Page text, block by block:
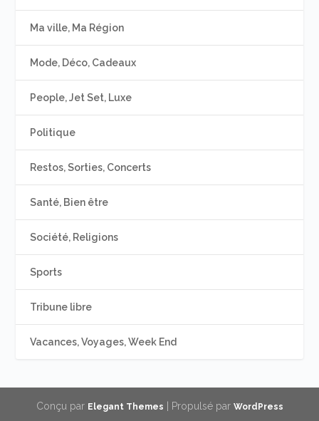
Ma ville, Ma Région
Mode, Déco, Cadeaux
People, Jet Set, Luxe
Politique
Restos, Sorties, Concerts
Santé, Bien être
Société, Religions
Sports
Tribune libre
Vacances, Voyages, Week End
Conçu par Elegant Themes | Propulsé par WordPress